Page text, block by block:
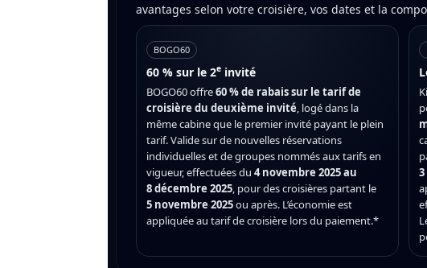
avantages selon votre croisière, vos dates et la
BOGO60
60 % sur le 2e invité
BOGO60 offre60 % de rabais sur le tarif de
croisière du deuxième invité, logé dans la
même cabine que le premier invité payant le plein
tarif. Valide sur de nouvelles réservations
individuelles et de groupes nommés aux tarifs en
vigueur, effectuées du4 novembre 2025 au
8 décembre 2025, pour des croisières partant le
5 novembre 2025ou après. L’économie est
appliquée au tarif de croisière lors du paiement.*